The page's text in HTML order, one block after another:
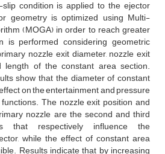
condition is applied to the ejector
geometry is optimized using Multi-
(MOGA) in order to reach greater
is performed considering geometric
nozzle exit diameter, nozzle exit
length of the constant area section.
show that the diameter of constant
on the entertainment and pressure
The nozzle exit position and
nozzle are the second and third
that respectively influence the
while the effect of constant area